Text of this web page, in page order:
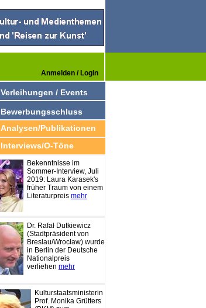
Anmelden / Login
Verleihungen / Events
Bewerbungsschluss
Analysen/Publikationen
Interviews/O-Töne
Bekenntnisse im
Sommer-Interview, Juli
2019: Laura Karasek's
früher Traum von einem
Literaturpreis mehr
Dr. Rafał Dutkiewicz
(Stadtpräsident von
Breslau/Wrocław) wurde
in Berlin der Deutsche
Nationalpreis
verliehen mehr
Kulturstaatsministerin
Prof. Monika Grütters